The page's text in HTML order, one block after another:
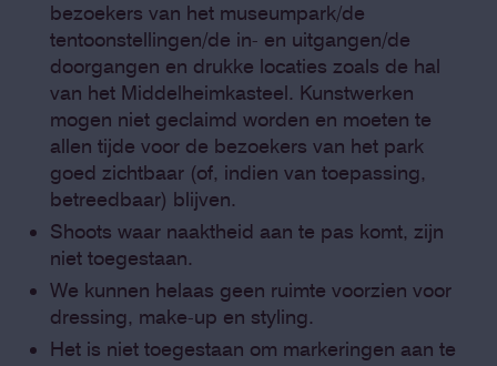
bezoekers van het museumpark/de
tentoonstellingen/de in- en uitgangen/de
doorgangen en drukke locaties zoals de hal
van het Middelheimkasteel. Kunstwerken
mogen niet geclaimd worden en moeten te
allen tijde voor de bezoekers van het park
goed zichtbaar (of, indien van toepassing,
betreedbaar) blijven.
Shoots waar naaktheid aan te pas komt, zijn
niet toegestaan.
We kunnen helaas geen ruimte voorzien voor
dressing, make-up en styling.
Het is niet toegestaan om markeringen aan te